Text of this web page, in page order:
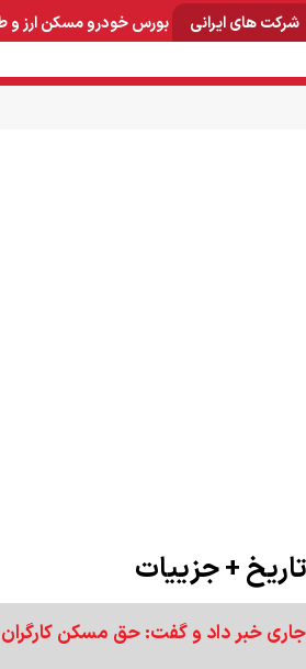
شرکت های ایرانی بورسخودرومسکنارز و
۳ میلیون تومانی در هفته جاری خبر داد و گفت: حق مسکن